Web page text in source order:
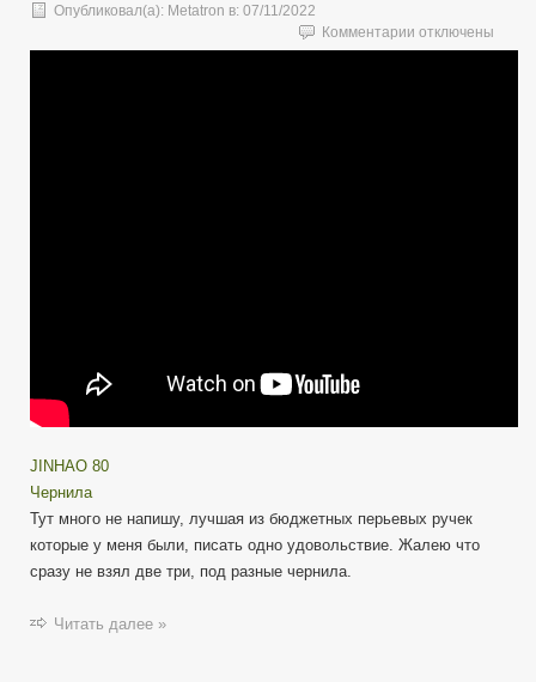
Опубликовал(а): Metatron в: 07/11/2022
Комментарии к
записи
отключены
JINHAO 80
Чернила
Тут много не напишу, лучшая из бюджетных перьевых ручек
которые у меня были, писать одно удовольствие. Жалею что
сразу не взял две три, под разные чернила.
Читать далее »